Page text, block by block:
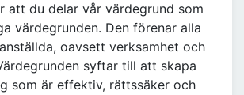
att du delar vår värdegrund som
värdegrunden. Den förenar alla
oavsett verksamhet och
syftar till att skapa
som är effektiv, rättssäker och